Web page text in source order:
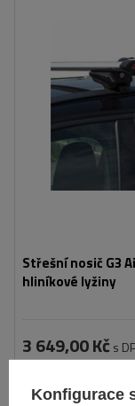
Střešní nosič G3
hliníkové lyžiny
3 649,00 Kč s
Již nyní zašleme
Konfigurace